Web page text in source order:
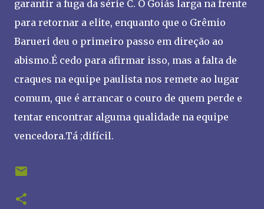
garantir a fuga da série C. O Goiás larga na frente
para retornar a elite, enquanto que o Grêmio
Barueri deu o primeiro passo em direção ao
abismo.É cedo para afirmar isso, mas a falta de
craques na equipe paulista nos remete ao lugar
comum, que é arrancar o couro de quem perde e
tentar encontrar alguma qualidade na equipe
vencedora.Tá ;difícil.